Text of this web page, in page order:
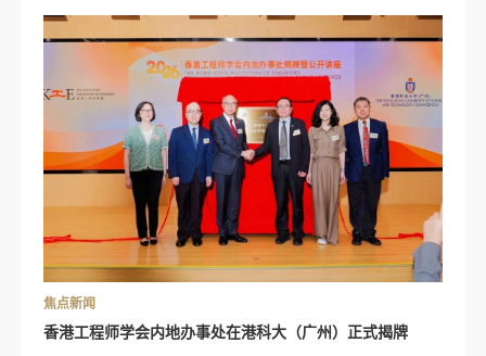
焦点新闻
香港工程师学会内地办事处在港科大（广州）正式揭牌